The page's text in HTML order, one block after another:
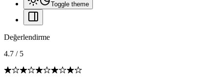
Toggle theme
Değerlendirme
4.7 / 5